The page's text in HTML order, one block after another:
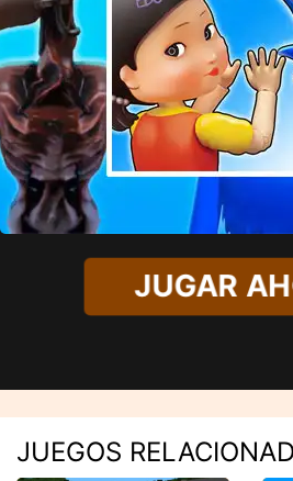
JUGAR
JUEGOS